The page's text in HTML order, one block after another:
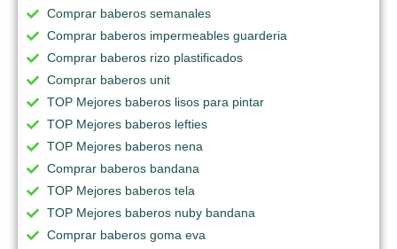
Comprar baberos semanales
Comprar baberos impermeables guarderia
Comprar baberos rizo plastificados
Comprar baberos unit
TOP Mejores baberos lisos para pintar
TOP Mejores baberos lefties
TOP Mejores baberos nena
Comprar baberos bandana
TOP Mejores baberos tela
TOP Mejores baberos nuby bandana
Comprar baberos goma eva